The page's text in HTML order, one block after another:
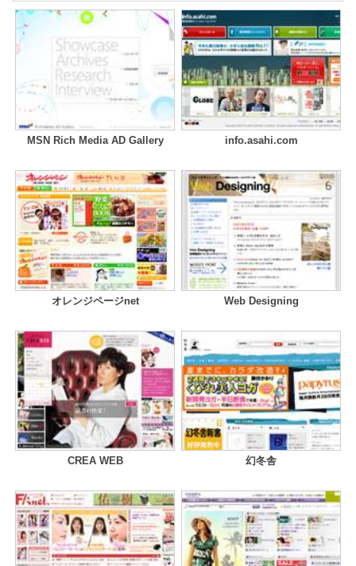
MSN Rich Media AD Gallery info.asahi.com
オレンジページnet Web Designing
CREA WEB 幻冬舎